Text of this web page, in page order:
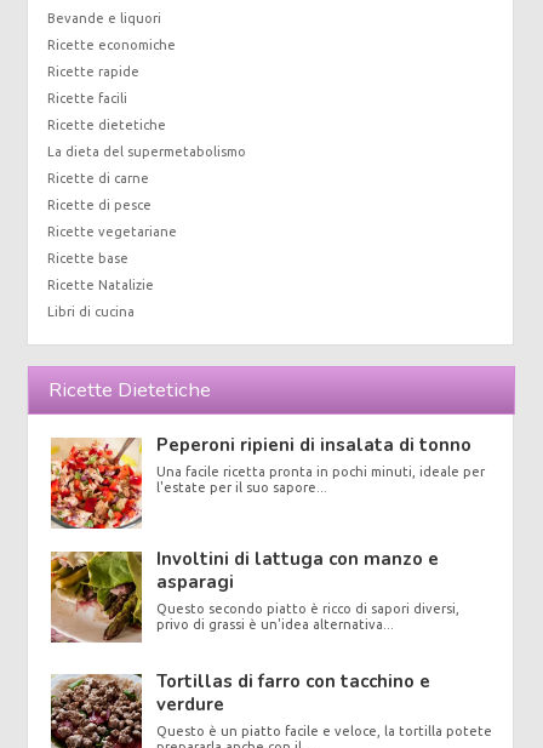
Bevande e liquori
Ricette economiche
Ricette rapide
Ricette facili
Ricette dietetiche
La dieta del supermetabolismo
Ricette di carne
Ricette di pesce
Ricette vegetariane
Ricette base
Ricette Natalizie
Libri di cucina
Ricette Dietetiche
Peperoni ripieni di insalata di tonno
Una facile ricetta pronta in pochi minuti, ideale per
l'estate per il suo sapore...
Involtini di lattuga con manzo e
asparagi
Questo secondo piatto è ricco di sapori diversi,
privo di grassi è un'idea alternativa...
Tortillas di farro con tacchino e
verdure
Questo è un piatto facile e veloce, la tortilla potete